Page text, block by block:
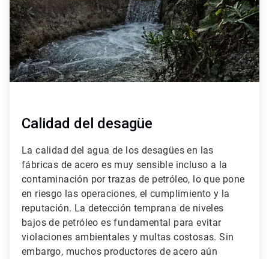
Calidad del desagüe
La calidad del agua de los desagües en las
fábricas de acero es muy sensible incluso a la
contaminación por trazas de petróleo, lo que pone
en riesgo las operaciones, el cumplimiento y la
reputación. La detección temprana de niveles
bajos de petróleo es fundamental para evitar
violaciones ambientales y multas costosas. Sin
embargo, muchos productores de acero aún